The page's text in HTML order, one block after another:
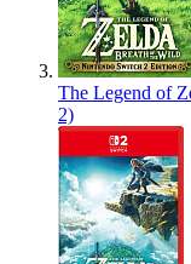
The Legend of
2)